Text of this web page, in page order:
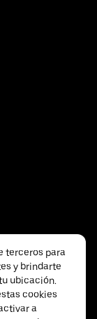
terceros para
y brindarte
ubicación.
cookies
a